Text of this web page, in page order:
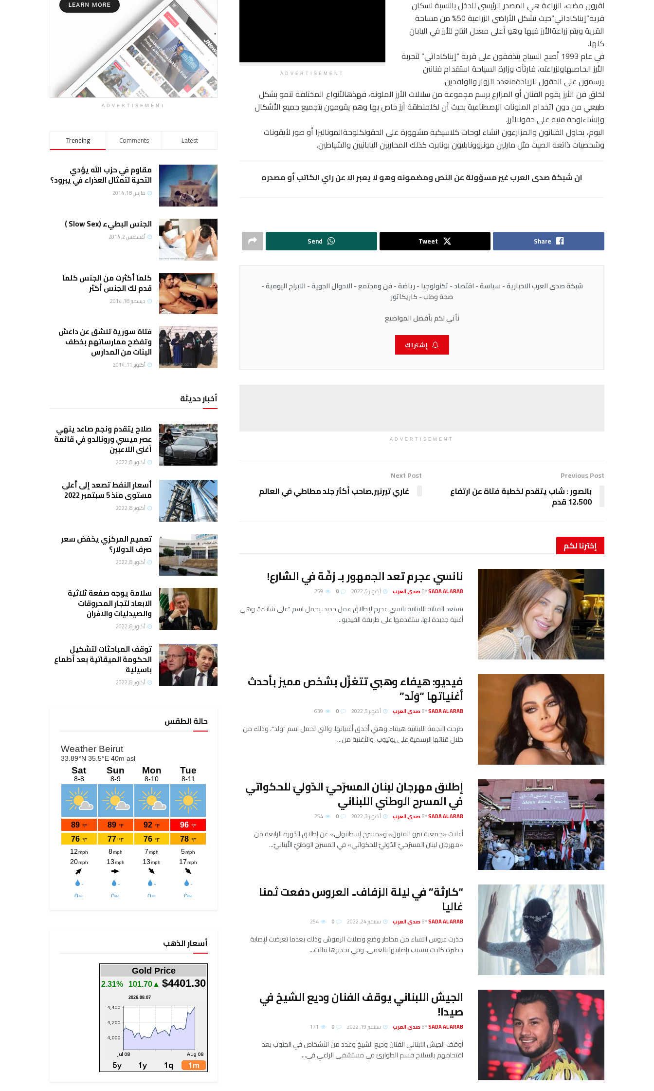
ADVERTISEMENT
لقرون مضت، الزراعة هي المصدر الرئيسي للدخل بالنسبة لسكان
قرية”إيناكاداتي”حيث تشكل الأراضي الزراعية 50% من مساحة
القرية ويتم زراعةالأرز فيها وهو أعلى معدل انتاج للأرز في اليابان
كلها.
في عام 1993 أصبح السياح يتذفقون على قرية “إيناكاداتي” لتجربة
الأرز الخاصبهاولزراعته، فارتأت وزارة السياحة استقدام فنانين
يرسمون على الحقول للزيادةمنعدد الزوار والوافدين.
لخلق فن الأرز يقوم الفنان أو المزارع برسم مجموعة من سلالات الأرز الملونة، فهذهالأنواع المختلفة تنمو بشكل
طبيعي من دون اتخدام الملونات الإصطناعية بحيث أن لكلمنطقة أرز خاص بها وهم يقومون بتجميع جميع الأشكال
وإنشاءلوحة فنية على حقولالأرز.
اليوم، يحاول الفنانون والمزارعون انشاء لوحات كلاسيكية مشهورة على الحقولكلوحةالموناليزا أو صور لأيقونات
وشخصيات ذائعة الصيت مثل مارلين مونروونابليون بونابرت كذلك المحاربين اليابانيين والشياطين.
ان شبكة صدى العرب غير مسؤولة عن النص ومضمونه وهو لا يعبر الا عن راي الكاتب أو مصدره
Share
Tweet
Send
شبكة صدى العرب الاخبارية - سياسة - اقتصاد - تكنولوجيا - رياضة - فن ومجتمع - الاحوال الجوية - الابراج اليومية -
صحة وطب - كاريكاتور
نأتي لكم بأفضل المواضيع
إشتراك
ADVERTISEMENT
Previous Post
بالصور : شاب يتقدم لخطبة فتاة عن ارتفاع
12،500 قدم
Next Post
غاري تيرنير,صاحب أكثر جلد مطاطي في العالم
إخترنالكم
نانسي عجرم تعد الجمهور بـ زفّة في الشارع!
BYSADA AL ARAB صدى العرب أكتوبر 5, 2022
تستعد الفنانة اللبنانية نانسي عجرم لإطلاق عمل جديد، يحمل اسم "على شانك"، وهي
أغنية جديدة لها، ستقدمها على طريقة الفيديو...
فيديو: هيفاء وهبي تتغزّل بشخص مميز بأحدث
أغنياتها “وَلَد”
BYSADA AL ARAB صدى العرب أكتوبر 5, 2022
طرحت النجمة اللبنانية هيفاء وهبي أحدق أغنياتها، والتي تحمل اسم "ولد"، وذلك من
خلال قناتها الرسمية على يوتيوب. والأغنية من...
إطلاق مهرجان لبنان المسرّحيّ الدّوليّ للحكواتي
في المسرح الوطني اللبناني
BYSADA AL ARAB صدى العرب أكتوبر 3, 2022
أعلنت «جمعية تيرو للفنون» و«مسرح إسطنبولي» عن إطلاق الدّورة الرابعة من
«مهرجان لبنان المسرّحيّ الدّوليّ للحكواتي» في المسرح الوطنيّ اللّبنانيّ...
“كارثة” في ليلة الزفاف.. العروس دفعت ثمنا
غاليا
BYSADA AL ARAB صدى العرب سبتمبر 24, 2022
حذرت عروس النساء من مخاطر وضع وصلات الرموش وذلك بعدما تعرضت لإصابة
خطيرة كادت تتسبب بإصابتها بالعمى. وفي تحذيرها قالت...
الجيش اللبناني يوقف الفنان وديع الشيخ في
صيدا!
BYSADA AL ARAB صدى العرب سبتمبر 19, 2022
أوقف الجيش اللبناني الفنان وديع الشيخ وعدد من الأشخاص في الجنوب بعد
اقتحامهم بالسلاح قسم الطوارئ في مستشفى الراعي في...
ADVERTISEMENT
Trending Comments Latest
مقاوم في حزب الله يؤدي
التحية لتمثال العذراء في يبرود؟
مارس 18, 2014
الجنس البطيء (Slow Sex )
أغسطس 2, 2014
كلما أكثرت من الجنس كلما
قدم لك الجنس أكثر
ديسمبر 18, 2014
فتاة سورية تنشق عن داعش
وتفضح ممارساتهم بخطف
البنات من المدارس
أكتوبر 11, 2014
أخبار حديثة
صلاح يتقدم ونجم صاعد ينهي
عصر ميسي ورونالدو في قائمة
أغنى اللاعبين
أكتوبر 8, 2022
أسعار النفط تصعد إلى أعلى
مستوى منذ 5 سبتمبر 2022
أكتوبر 8, 2022
تعميم المركزي يخفض سعر
صرف الدولار؟
أكتوبر 8, 2022
سلامة يوجه صفعة ثلاثية
الابعاد لتجار المحروقات
والصيدليات والافران
أكتوبر 8, 2022
توقف المباحثات لتشكيل
الحكومة الميقاتية بعد أطماع
باسيلية
أكتوبر 8, 2022
حالة الطقس
أسعار الذهب
Gold Price
$4401.30
▲101.70
2.31%
2026.08.07